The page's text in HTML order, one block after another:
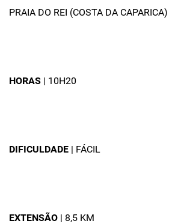
PRAIA DO REI (COSTA DA CAPARICA)
HORAS | 10H20
DIFICULDADE | FÁCIL
EXTENSÃO | 8,5 KM